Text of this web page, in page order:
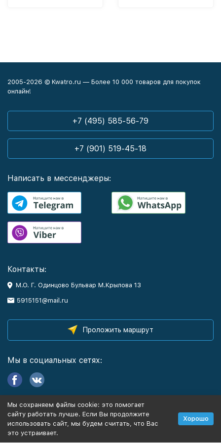
2005-2026 © Kwatro.ru — Более 10 000 товаров для покупок
онлайн!
+7 (495) 585-56-79
+7 (901) 519-45-18
Написать в мессенджеры:
Контакты:
М.О. Г. Одинцово Бульвар М.Крылова 13
5915151@mail.ru
Проложить маршрут
Мы в социальных сетях:
Информация
Политика персональных данных
Мы сохраняем файлы cookie: это помогает
сайту работать лучше. Если Вы продолжите
использовать сайт, мы будем считать, что Вас
это устраивает.
Хорошо